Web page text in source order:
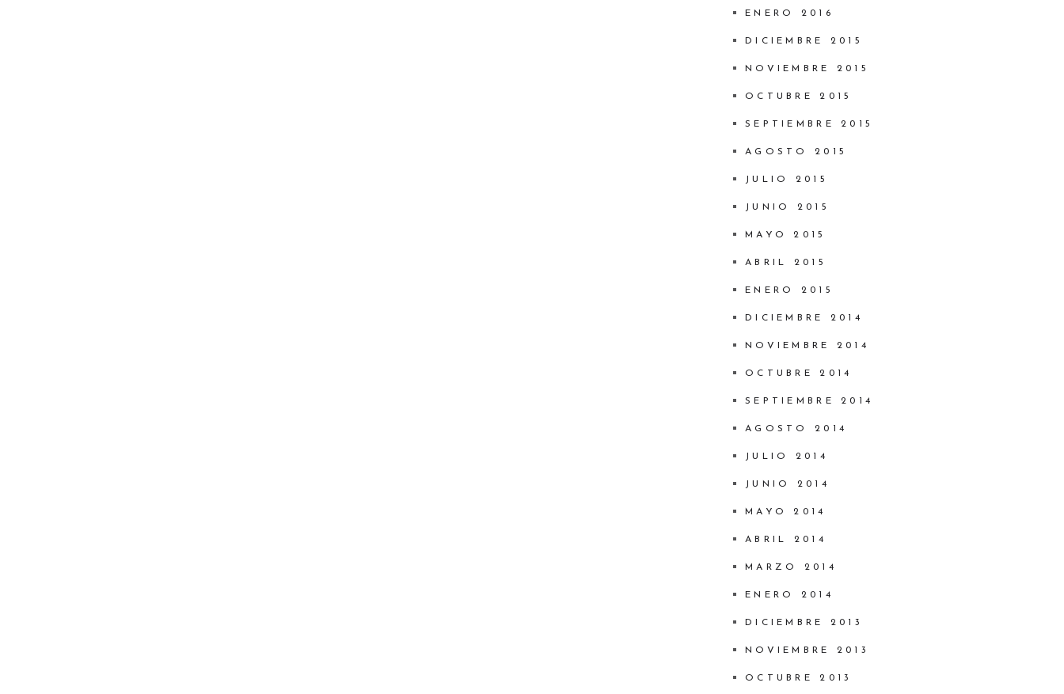
ENERO 2016
DICIEMBRE 2015
NOVIEMBRE 2015
OCTUBRE 2015
SEPTIEMBRE 2015
AGOSTO 2015
JULIO 2015
JUNIO 2015
MAYO 2015
ABRIL 2015
ENERO 2015
DICIEMBRE 2014
NOVIEMBRE 2014
OCTUBRE 2014
SEPTIEMBRE 2014
AGOSTO 2014
JULIO 2014
JUNIO 2014
MAYO 2014
ABRIL 2014
MARZO 2014
ENERO 2014
DICIEMBRE 2013
NOVIEMBRE 2013
OCTUBRE 2013